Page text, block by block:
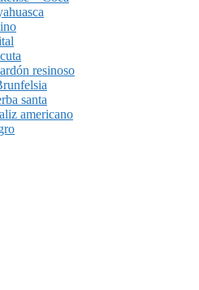
resinoso
santa
americano